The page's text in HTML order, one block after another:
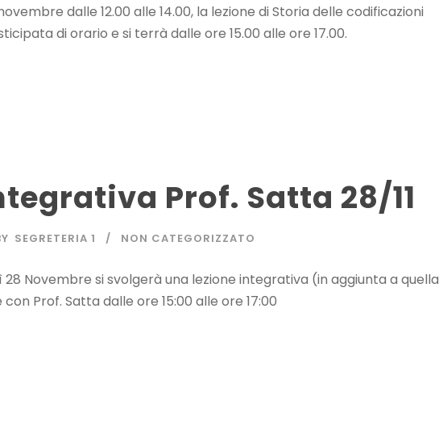
dalle 12.00 alle 14.00, la lezione di Storia delle codificazioni
di orario e si terrà dalle ore 15.00 alle ore 17.00.
Prof. Satta 28/11
SEGRETERIA 1 NON CATEGORIZZATO
Novembre si svolgerà una lezione integrativa (in aggiunta a quella
Prof. Satta dalle ore 15:00 alle ore 17:00